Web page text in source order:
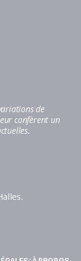
de
confèrent un